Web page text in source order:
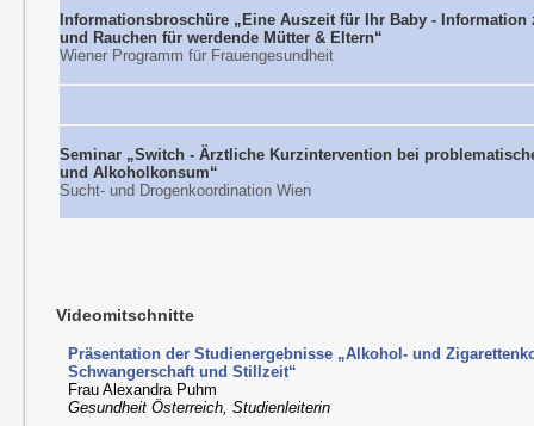
Informationsbroschüre „Eine Auszeit für Ihr Baby -
und Rauchen für werdende Mütter & Eltern“
Wiener Programm für Frauengesundheit
Seminar „Switch - Ärztliche Kurzintervention bei
und Alkoholkonsum“
Sucht- und Drogenkoordination Wien
Videomitschnitte
Präsentation der Studienergebnisse „Alkohol- und
Schwangerschaft und Stillzeit“
Frau Alexandra Puhm
Gesundheit Österreich, Studienleiterin